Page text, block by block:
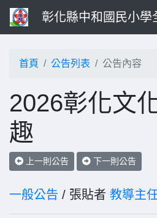
彰化縣中和國民小學
首頁 公告列表 公告內容
2026彰化文
趣
上一則公告 下一則公告
一般公告 / 張貼者 教導主